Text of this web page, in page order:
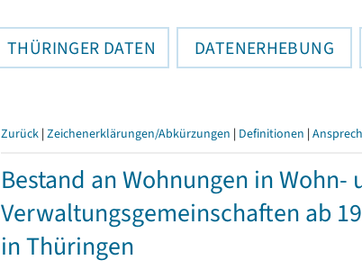
THÜRINGER DATEN DATENERHEBUNG
Zurück | Zeichenerklärungen/Abkürzungen | Definitionen |
Bestand an Wohnungen in
Verwaltungsgemeinschaften ab
in Thüringen